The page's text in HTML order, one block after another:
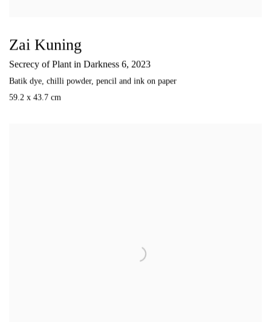
Zai Kuning
Secrecy of Plant in Darkness 6, 2023
Batik dye, chilli powder, pencil and ink on paper
59.2 x 43.7 cm